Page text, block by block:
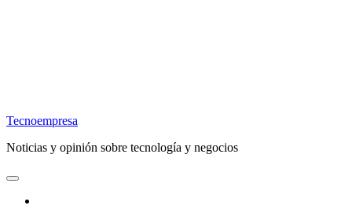
Tecnoempresa
Noticias y opinión sobre tecnología y negocios